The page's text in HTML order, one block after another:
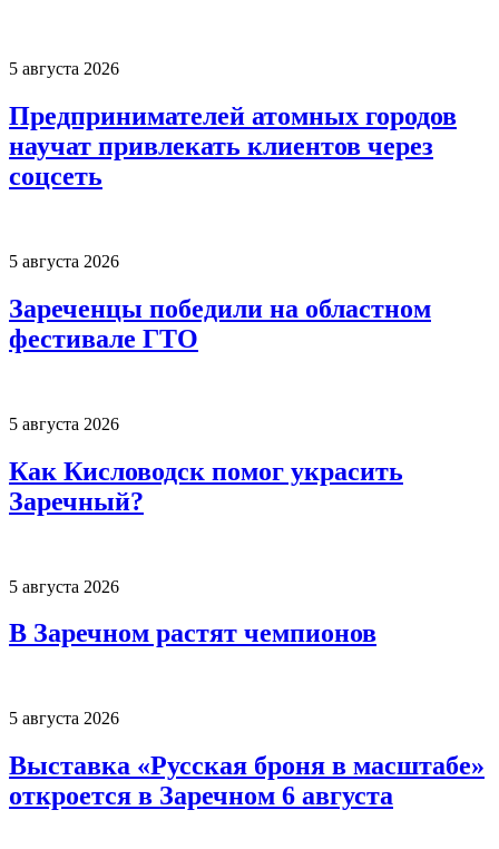
5 августа 2026
Предпринимателей атомных городов
научат привлекать клиентов через
соцсеть
5 августа 2026
Зареченцы победили на областном
фестивале ГТО
5 августа 2026
Как Кисловодск помог украсить
Заречный?
5 августа 2026
В Заречном растят чемпионов
5 августа 2026
Выставка «Русская броня в масштабе»
откроется в Заречном 6 августа